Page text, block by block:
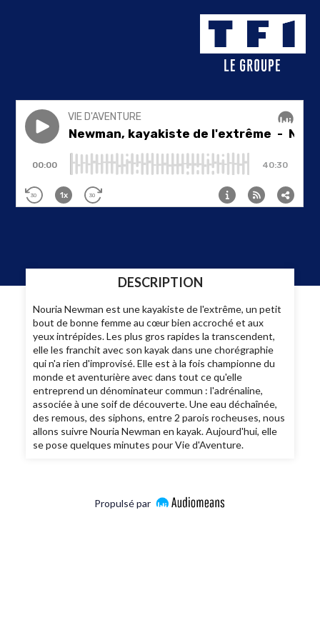
DESCRIPTION
Nouria Newman est une kayakiste de l'extrême, un petit
bout de bonne femme au cœur bien accroché et aux
yeux intrépides. Les plus gros rapides la transcendent,
elle les franchit avec son kayak dans une chorégraphie
qui n'a rien d'improvisé. Elle est à la fois championne du
monde et aventurière avec dans tout ce qu'elle
entreprend un dénominateur commun : l'adrénaline,
associée à une soif de découverte. Une eau déchaînée,
des remous, des siphons, entre 2 parois rocheuses, nous
allons suivre Nouria Newman en kayak. Aujourd'hui, elle
se pose quelques minutes pour Vie d'Aventure.
Propulsé par